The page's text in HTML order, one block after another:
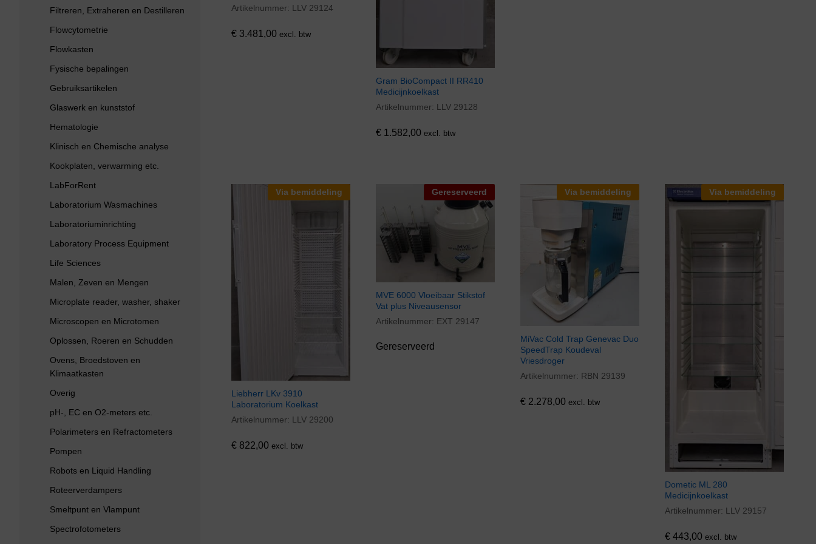
Artikelnummer: LLV 29124
€3.481,00 excl. btw
€3.481,00
Gram BioCompact II RR410
Medicijnkoelkast
Artikelnummer: LLV 29128
€1.582,00 excl. btw
€1.582,00
Via bemiddeling
Liebherr LKv 3910
Laboratorium Koelkast
Artikelnummer: LLV 29200
€822,00 excl. btw
€822,00
Gereserveerd
MVE 6000 Vloeibaar Stikstof
Vat plus Niveausensor
Artikelnummer: EXT 29147
Gereserveerd
Via bemiddeling
MiVac Cold Trap Genevac Duo
SpeedTrap Koudeval
Vriesdroger
Artikelnummer: RBN 29139
€2.278,00 excl. btw
€2.278,00
Via bemiddeling
Dometic ML 280
Medicijnkoelkast
Artikelnummer: LLV 29157
€443,00 excl. btw
€443,00
Filtreren, Extraheren en Destilleren
Flowcytometrie
Flowkasten
Fysische bepalingen
Gebruiksartikelen
Glaswerk en kunststof
Hematologie
Klinisch en Chemische analyse
Kookplaten, verwarming etc.
LabForRent
Laboratorium Wasmachines
Laboratoriuminrichting
Laboratory Process Equipment
Life Sciences
Malen, Zeven en Mengen
Microplate reader, washer, shaker
Microscopen en Microtomen
Oplossen, Roeren en Schudden
Ovens, Broedstoven en
Klimaatkasten
Overig
pH-, EC en O2-meters etc.
Polarimeters en Refractometers
Pompen
Robots en Liquid Handling
Roteerverdampers
Smeltpunt en Vlampunt
Spectrofotometers